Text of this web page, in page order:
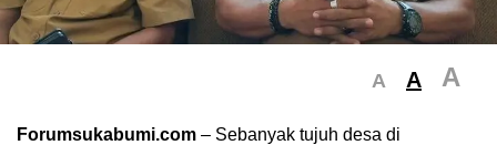
A A A
Forumsukabumi.com – Sebanyak tujuh desa di